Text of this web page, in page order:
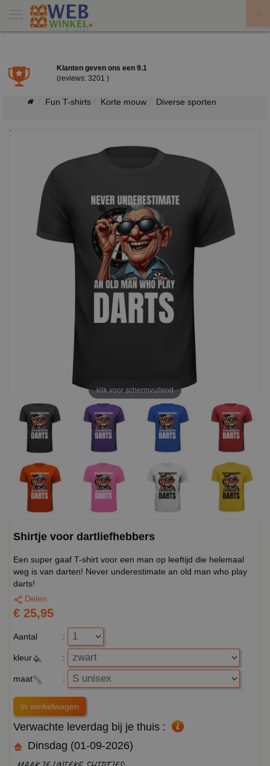
Klanten geven ons een 9.1
(reviews: 3201 )
Fun T-shirts Korte mouw Diverse sporten
klik voor schermvullend
Shirtje voor dartliefhebbers
Een super gaaf T-shirt voor een man op leeftijd die helemaal
weg is van darten! Never underestimate an old man who play
darts!
Delen
€ 25,95
Aantal :
kleur :
maat :
Verwachte leverdag bij je thuis :
Dinsdag (01-09-2026)